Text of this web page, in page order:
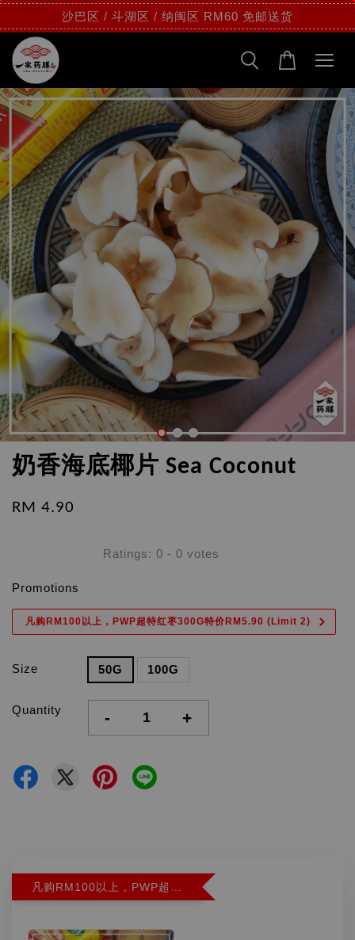
沙巴区 / 斗湖区 / 纳闽区 RM60 免邮送货
奶香海底椰片 Sea Coconut
RM 4.90
Ratings: 0 - 0 votes
Promotions
凡购RM100以上，PWP超特红枣300G特价RM5.90 (Limit 2)
Size 50G 100G
Quantity - +